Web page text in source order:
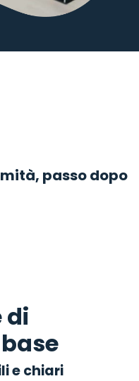
passo dopo
di
e chiari